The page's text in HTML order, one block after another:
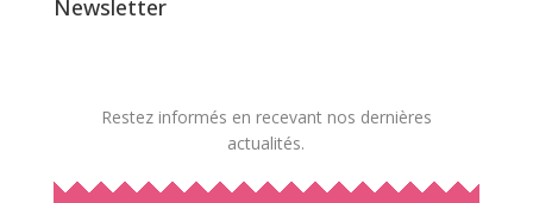
Newsletter
Restez informés en recevant nos dernières
actualités.